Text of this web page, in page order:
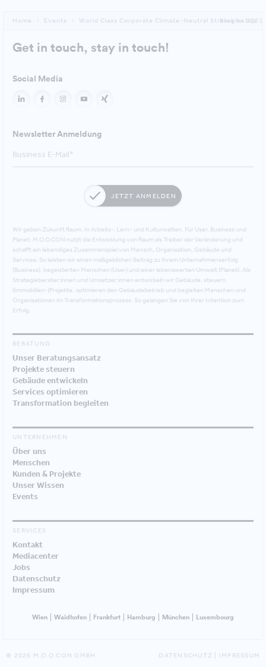
Home Events World Class Corporate Climate-Neutral Strategies 2021
Back to top
Get in touch, stay in touch!
Social Media
Newsletter Anmeldung
JETZT ANMELDEN
Wir geben Zukunft Raum. In Arbeits-, Lern- und Kulturwelten. Für User, Business und
Planet. M.O.O.CON nutzt die Entwicklung von Raum als Treiber der Veränderung und
schafft ein lebendiges Zusammenspiel von Mensch, Organisation, Gebäude und
Services. So leisten wir einen maßgeblichen Beitrag zu Ihrem Unternehmenserfolg
(Business), begeisterten Menschen (User) und einer lebenswerten Umwelt (Planet). Als
Strategieberater:innen und Umsetzer:innen entwickeln wir Gebäude, steuern
(Immobilien-)Projekte, optimieren den Gebäudebetrieb und begleiten Menschen und
Organisationen im Transformationsprozess. So gelangen Sie von Ihrer Intention zum
Erfolg.
BERATUNG
Unser Beratungsansatz
Projekte steuern
Gebäude entwickeln
Services optimieren
Transformation begleiten
UNTERNEHMEN
Über uns
Menschen
Kunden & Projekte
Unser Wissen
Events
SERVICES
Kontakt
Mediacenter
Jobs
Datenschutz
Impressum
Wien Waidhofen Frankfurt Hamburg München Luxembourg
© 2026 M.O.O.CON GMBH DATENSCHUTZ IMPRESSUM